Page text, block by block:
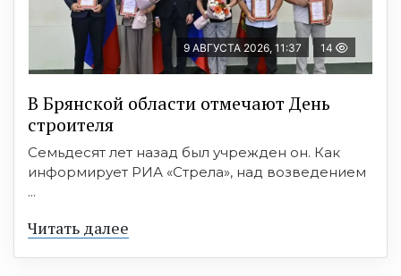
9 АВГУСТА 2026, 11:37 14
В Брянской области отмечают День
строителя
Семьдесят лет назад был учрежден он. Как
информирует РИА «Стрела», над возведением
...
Читать далее